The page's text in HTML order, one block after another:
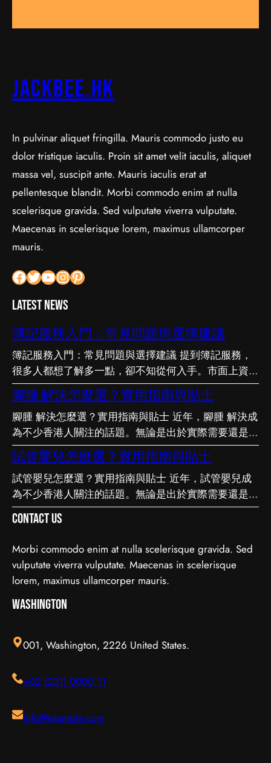
jackbee.hk
In pulvinar aliquet fringilla. Mauris commodo justo eu
dolor tristique iaculis. Proin sit amet velit iaculis, aliquet
massa vel, suscipit ante. Mauris iaculis erat at
pellentesque blandit. Morbi commodo enim at nulla
scelerisque gravida. Sed vulputate viverra vulputate.
Maecenas in scelerisque lorem, maximus ullamcorper
mauris.
Facebook Twitter YouTube InstagramPinterest
Latest News
簿記服務入門：常見問題與選擇建議
簿記服務入門：常見問題與選擇建議 提到簿記服務，
很多人都想了解多一點，卻不知從何入手。市面上資訊
繁多，真假難辨。以下整理了幾個值得留意的重點，希
望能幫助你更清晰地掌握簿記服務的相關知識。 事前
要留意甚麼 在做決定之前，有幾點值得特別留意。首
先，每個人的情況不盡相同，適合別人的未必適合自
己；其次，資訊來源是否可靠同樣關鍵。如有任何疑
問，諮詢相關範疇的專業人士，往往能得到更貼合個人
需要的建議。 聰明選擇的方法 幾個簡單的方法，能幫
你少走冤枉路：先設定清晰的目標與預算、收集足夠的
資料再比較，以及保留彈性以應對變化。把這些習慣養
成，做選擇時自然更得心應手。 因應需要選擇 不同的
情境，對簿記服務的要求也不一樣。先想清楚自己最常
遇到的情況與優先考量，再作選擇，就能避免買了用不
上、或選了不合適的尷尬，讓每一分付出都用得其所。
如何選擇 在考慮簿記服務時，建議從自己的實際需要
出發，比較不同選擇的特點與條件，而非單看價錢或表
需要的方案。想進一步了解相關資訊，可以參考簿記服
務，當中有更詳細的介紹。 簿記服務是甚麼 要真正掌
往往源於資訊不足或一知半解，因此花點時間了解它的
記服務的好處顯而易見：當你清楚自己面對的選擇與條
腳腫 解決怎麼選？實用指南與貼士
腳腫 解決怎麼選？實用指南與貼士 近年，腳腫 解決成
為不少香港人關注的話題。無論是出於實際需要還是興
趣，先對它有基本認識，都有助我們作出更明智的決
定。這篇文章會從不同角度，和大家分享關於腳腫 解
決的實用資訊。 它的重要性 認真了解腳腫 解決的好處
顯而易見：當你清楚自己面對的選擇與條件，便更容易
避開常見的陷阱，把時間與資源花在真正合適的地方，
這也是做足功課的價值所在。 事前要留意甚麼 在做決
定之前，有幾點值得特別留意。首先，每個人的情況不
盡相同，適合別人的未必適合自己；其次，資訊來源是
否可靠同樣關鍵。如有任何疑問，諮詢相關範疇的專業
人士，往往能得到更貼合個人需要的建議。 聰明選擇
的方法 幾個簡單的方法，能幫你少走冤枉路：先設定
彈性以應對變化。把這些習慣養成，做選擇時自然更得
心應手。 因應需要選擇 不同的情境，對腳腫 解決的要
量，再作選擇，就能避免買了用不上、或選了不合適的
腫 解決時，建議從自己的實際需要出發，比較不同選
試管嬰兒怎麼選？實用指南與貼士
試管嬰兒怎麼選？實用指南與貼士 近年，試管嬰兒成
為不少香港人關注的話題。無論是出於實際需要還是興
趣，先對它有基本認識，都有助我們作出更明智的決
定。這篇文章會從不同角度，和大家分享關於試管嬰兒
的實用資訊。 它的重要性 認真了解試管嬰兒的好處顯
而易見：當你清楚自己面對的選擇與條件，便更容易避
開常見的陷阱，把時間與資源花在真正合適的地方，這
也是做足功課的價值所在。 事前要留意甚麼 在做決定
之前，有幾點值得特別留意。首先，每個人的情況不盡
可靠同樣關鍵。如有任何疑問，諮詢相關範疇的專業人
士，往往能得到更貼合個人需要的建議。 聰明選擇的
晰的目標與預算、收集足夠的資料再比較，以及保留彈
應手。 因應需要選擇 不同的情境，對試管嬰兒的要求
Contact Us
Morbi commodo enim at nulla scelerisque gravida. Sed
vulputate viverra vulputate. Maecenas in scelerisque
lorem, maximus ullamcorper mauris.
Washington
001, Washington, 2226 United States.
+02 (231) 0000 11
info@example.com